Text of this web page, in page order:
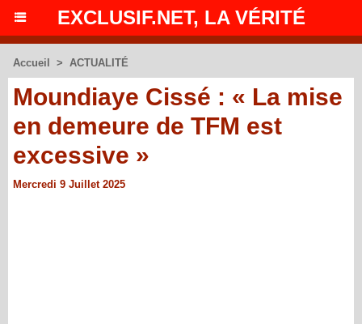
EXCLUSIF.NET, LA VÉRITÉ
Accueil > ACTUALITÉ
Moundiaye Cissé : « La mise
en demeure de TFM est
excessive »
Mercredi 9 Juillet 2025